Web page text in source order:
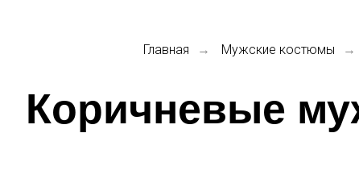
Главная → Мужские костюмы →
Коричневые